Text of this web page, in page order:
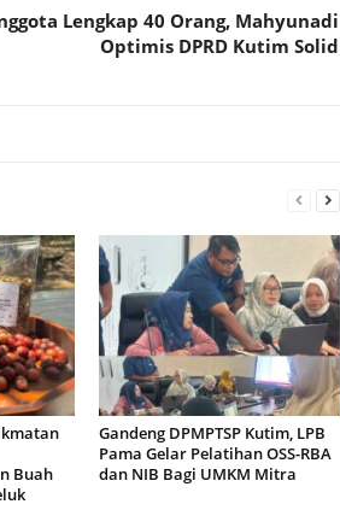
Lengkap 40 Orang, Mahyunadi
Optimis DPRD Kutim Solid
Buah
Gandeng DPMPTSP Kutim, LPB
Pama Gelar Pelatihan OSS-RBA
dan NIB Bagi UMKM Mitra